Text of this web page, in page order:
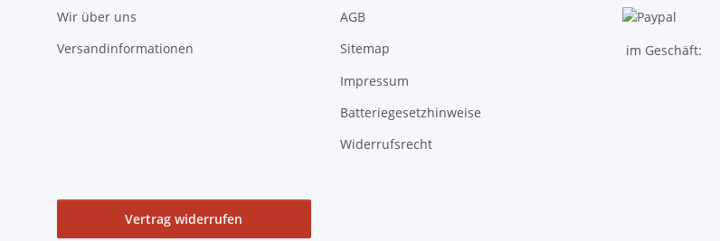
Wir über uns
Versandinformationen
AGB
Sitemap
Impressum
Batteriegesetzhinweise
Widerrufsrecht
im Geschäft:
Vertrag widerrufen